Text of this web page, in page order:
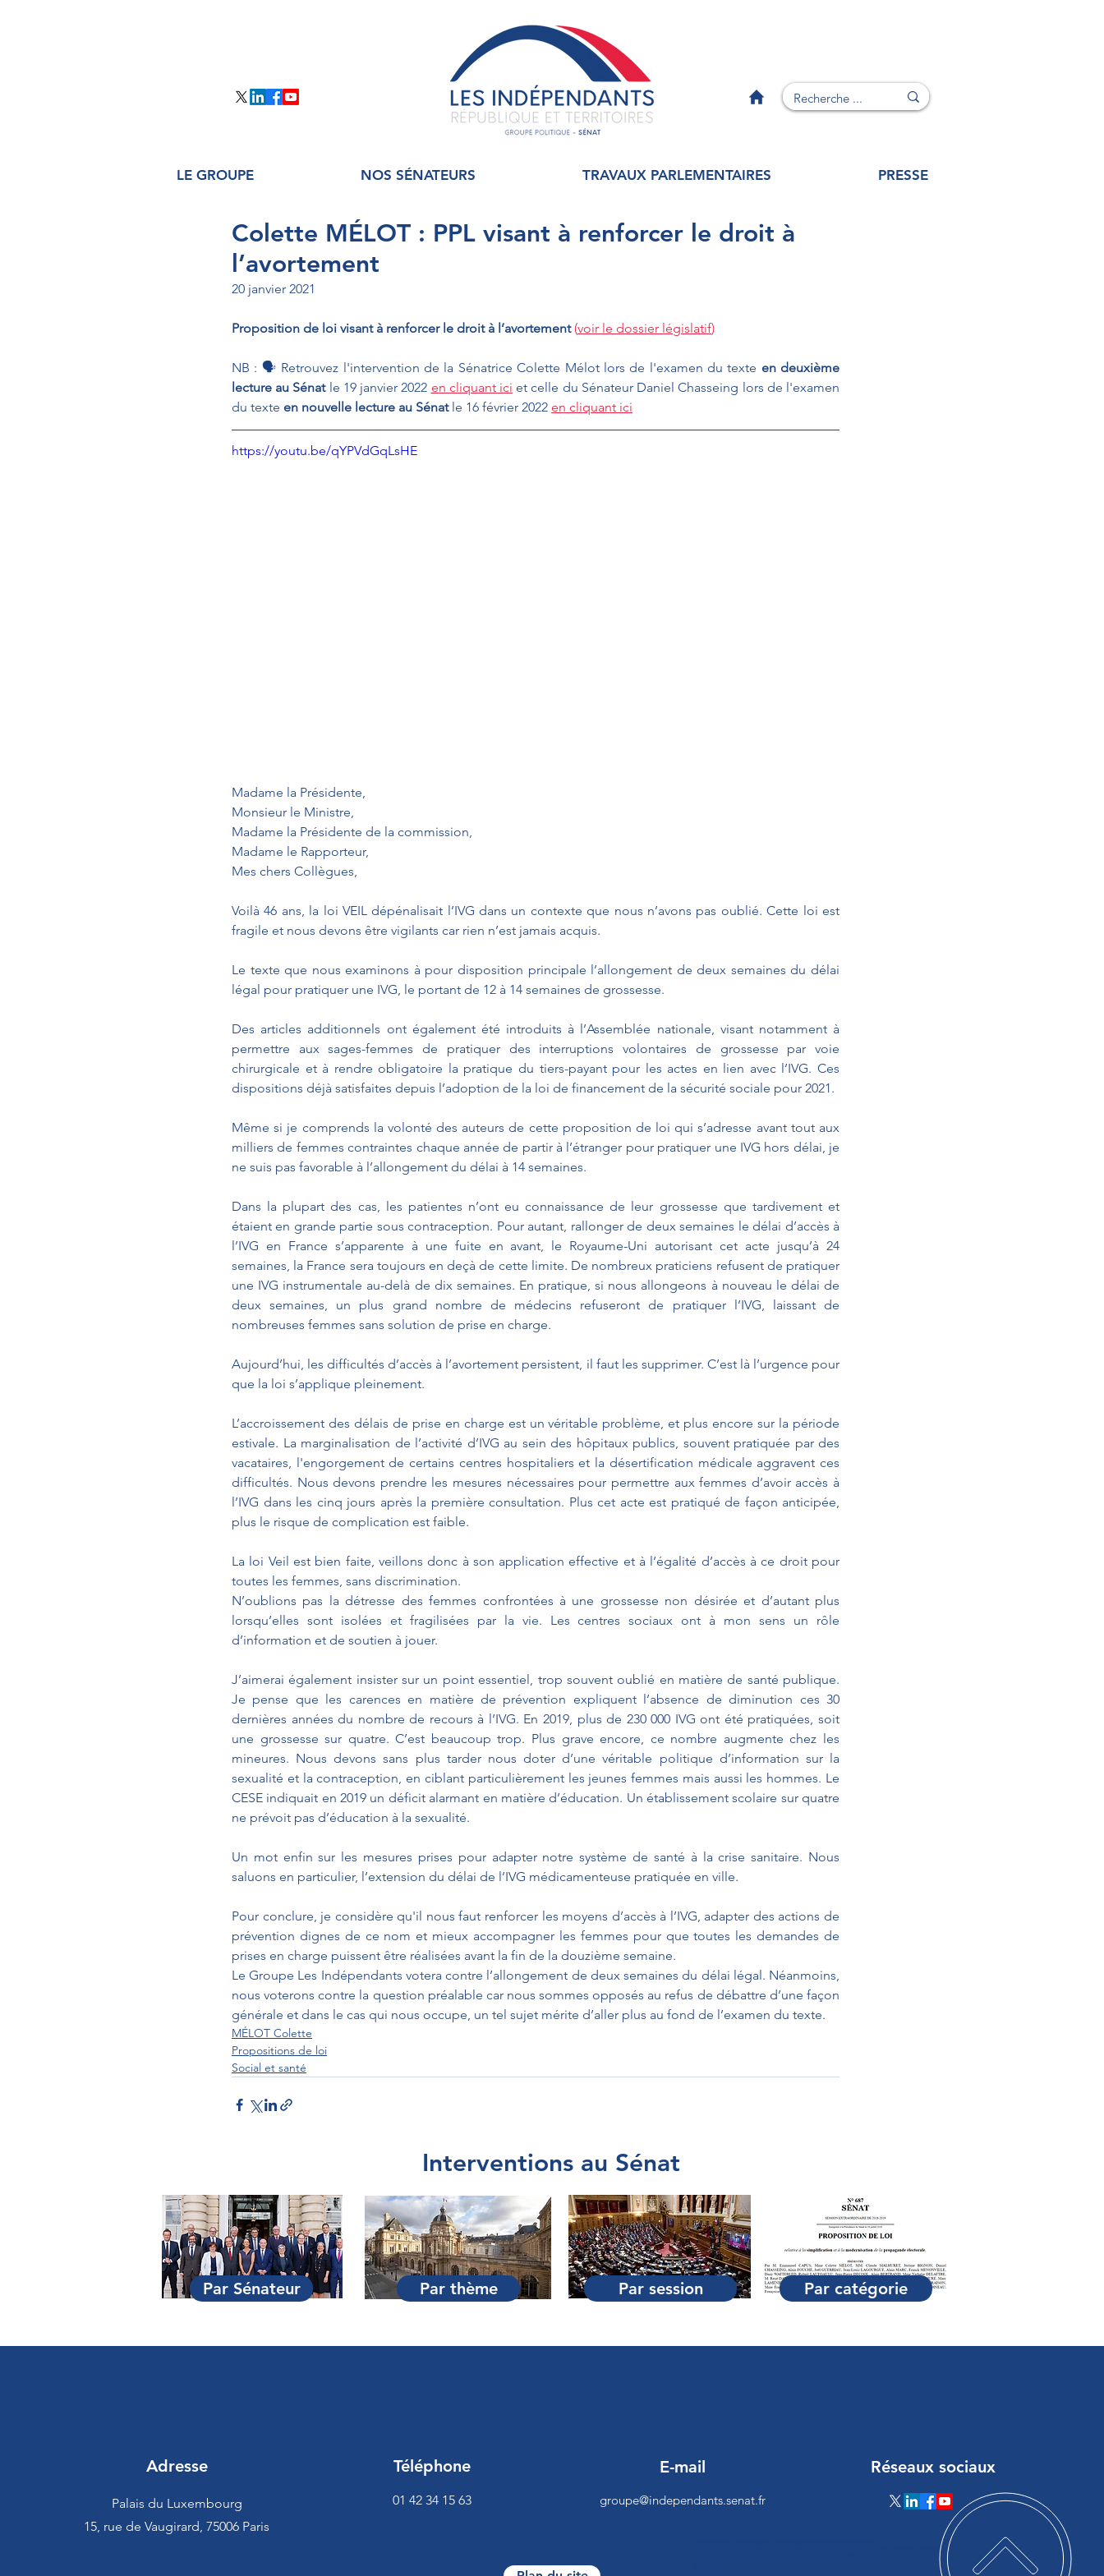
LE GROUPE NOS SÉNATEURS TRAVAUX PARLEMENTAIRES PRESSE
Colette MÉLOT : PPL visant à renforcer le droit à
l’avortement
20 janvier 2021
Proposition de loi visant à renforcer le droit à l’avortement (voir le dossier législatif)
NB : 🗣 Retrouvez l'intervention de la Sénatrice Colette Mélot lors de l'examen du texte en deuxième
lecture au Sénat le 19 janvier 2022 en cliquant ici et celle du Sénateur Daniel Chasseing lors de l'examen
du texte en nouvelle lecture au Sénat le 16 février 2022 en cliquant ici
https://youtu.be/qYPVdGqLsHE
Madame la Présidente,
Monsieur le Ministre,
Madame la Présidente de la commission,
Madame le Rapporteur,
Mes chers Collègues,
Voilà 46 ans, la loi VEIL dépénalisait l’IVG dans un contexte que nous n’avons pas oublié. Cette loi est
fragile et nous devons être vigilants car rien n’est jamais acquis.
Le texte que nous examinons à pour disposition principale l’allongement de deux semaines du délai
légal pour pratiquer une IVG, le portant de 12 à 14 semaines de grossesse.
Des articles additionnels ont également été introduits à l’Assemblée nationale, visant notamment à
permettre aux sages-femmes de pratiquer des interruptions volontaires de grossesse par voie
chirurgicale et à rendre obligatoire la pratique du tiers-payant pour les actes en lien avec l’IVG. Ces
dispositions déjà satisfaites depuis l’adoption de la loi de financement de la sécurité sociale pour 2021.
Même si je comprends la volonté des auteurs de cette proposition de loi qui s’adresse avant tout aux
milliers de femmes contraintes chaque année de partir à l’étranger pour pratiquer une IVG hors délai, je
ne suis pas favorable à l’allongement du délai à 14 semaines.
Dans la plupart des cas, les patientes n’ont eu connaissance de leur grossesse que tardivement et
étaient en grande partie sous contraception. Pour autant, rallonger de deux semaines le délai d’accès à
l’IVG en France s’apparente à une fuite en avant, le Royaume-Uni autorisant cet acte jusqu’à 24
semaines, la France sera toujours en deçà de cette limite. De nombreux praticiens refusent de pratiquer
une IVG instrumentale au-delà de dix semaines. En pratique, si nous allongeons à nouveau le délai de
deux semaines, un plus grand nombre de médecins refuseront de pratiquer l’IVG, laissant de
nombreuses femmes sans solution de prise en charge.
Aujourd’hui, les difficultés d’accès à l’avortement persistent, il faut les supprimer. C’est là l’urgence pour
que la loi s’applique pleinement.
L’accroissement des délais de prise en charge est un véritable problème, et plus encore sur la période
estivale. La marginalisation de l’activité d’IVG au sein des hôpitaux publics, souvent pratiquée par des
vacataires, l'engorgement de certains centres hospitaliers et la désertification médicale aggravent ces
difficultés. Nous devons prendre les mesures nécessaires pour permettre aux femmes d’avoir accès à
l’IVG dans les cinq jours après la première consultation. Plus cet acte est pratiqué de façon anticipée,
plus le risque de complication est faible.
La loi Veil est bien faite, veillons donc à son application effective et à l’égalité d’accès à ce droit pour
toutes les femmes, sans discrimination.
N’oublions pas la détresse des femmes confrontées à une grossesse non désirée et d’autant plus
lorsqu’elles sont isolées et fragilisées par la vie. Les centres sociaux ont à mon sens un rôle
d’information et de soutien à jouer.
J’aimerai également insister sur un point essentiel, trop souvent oublié en matière de santé publique.
Je pense que les carences en matière de prévention expliquent l’absence de diminution ces 30
dernières années du nombre de recours à l’IVG. En 2019, plus de 230 000 IVG ont été pratiquées, soit
une grossesse sur quatre. C’est beaucoup trop. Plus grave encore, ce nombre augmente chez les
mineures. Nous devons sans plus tarder nous doter d’une véritable politique d’information sur la
sexualité et la contraception, en ciblant particulièrement les jeunes femmes mais aussi les hommes. Le
CESE indiquait en 2019 un déficit alarmant en matière d’éducation. Un établissement scolaire sur quatre
ne prévoit pas d’éducation à la sexualité.
Un mot enfin sur les mesures prises pour adapter notre système de santé à la crise sanitaire. Nous
saluons en particulier, l’extension du délai de l’IVG médicamenteuse pratiquée en ville.
Pour conclure, je considère qu'il nous faut renforcer les moyens d’accès à l’IVG, adapter des actions de
prévention dignes de ce nom et mieux accompagner les femmes pour que toutes les demandes de
prises en charge puissent être réalisées avant la fin de la douzième semaine.
Le Groupe Les Indépendants votera contre l’allongement de deux semaines du délai légal. Néanmoins,
nous voterons contre la question préalable car nous sommes opposés au refus de débattre d’une façon
générale et dans le cas qui nous occupe, un tel sujet mérite d’aller plus au fond de l’examen du texte.
MÉLOT Colette
Propositions de loi
Social et santé
Interventions au Sénat
Par Sénateur Par thème Par session Par catégorie
Adresse
Palais du Luxembourg
15, rue de Vaugirard, 75006 Paris
Téléphone
01 42 34 15 63
E-mail
groupe@independants.senat.fr
Réseaux sociaux
[0],c=document.createElement("script");c.type="text/javascript",c.src="https://tracker.metricool.com/resourc